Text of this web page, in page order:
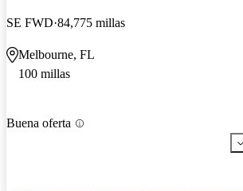
SE FWD 84,775 millas
Melbourne, FL
100 millas
Buena oferta